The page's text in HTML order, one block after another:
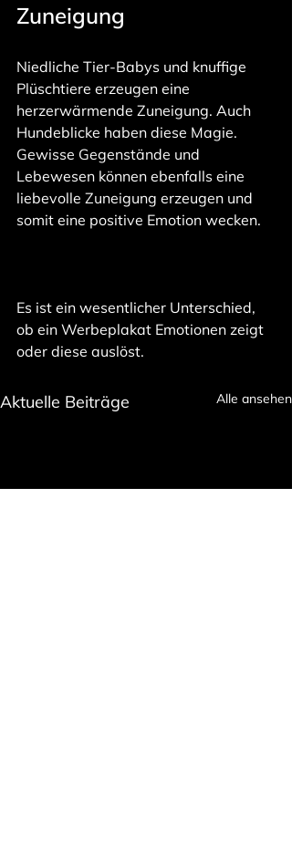
Zuneigung
Niedliche Tier-Babys und knuffige
Plüschtiere erzeugen eine
herzerwärmende Zuneigung. Auch
Hundeblicke haben diese Magie.
Gewisse Gegenstände und
Lebewesen können ebenfalls eine
liebevolle Zuneigung erzeugen und
somit eine positive Emotion wecken.
Es ist ein wesentlicher Unterschied,
ob ein Werbeplakat Emotionen zeigt
oder diese auslöst.
Aktuelle Beiträge Alle ansehen